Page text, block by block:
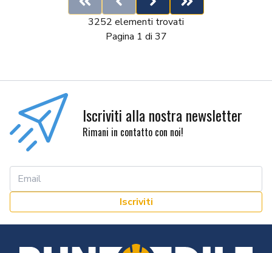
FirstPrevious
3252 elementi trovati
Pagina 1 di 37
NextLast
Iscriviti alla nostra newsletter
Rimani in contatto con noi!
Iscriviti